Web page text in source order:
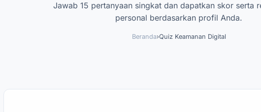
Jawab 15 pertanyaan singkat dan dapatkan skor serta
personal berdasarkan profil Anda.
Beranda›Quiz Keamanan Digital